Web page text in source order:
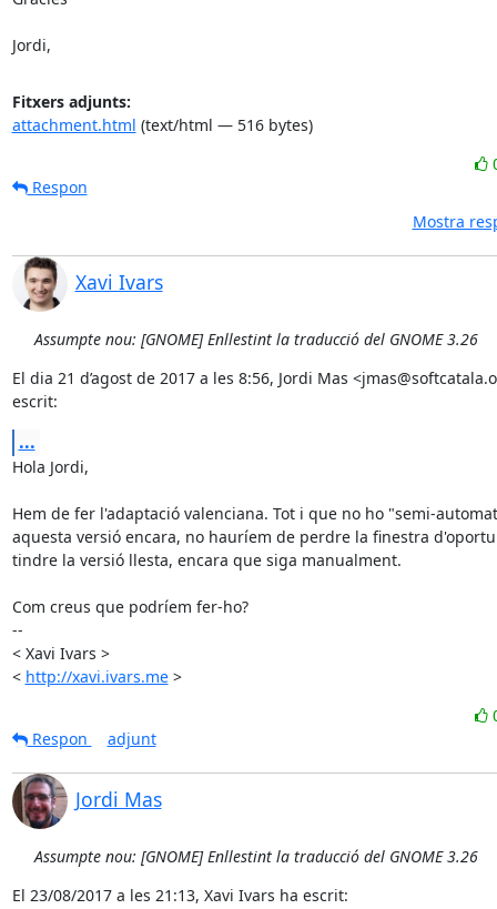
Jordi,
Fitxers adjunts:
attachment.html (text/html — 516 bytes)
Respon
Mostra
Xavi Ivars
Assumpte nou: [GNOME] Enllestint la traducció del GNOME 3.26
El dia 21 d’agost de 2017 a les 8:56, Jordi Mas
escrit:
...
Hola Jordi,
Hem de fer l'adaptació valenciana. Tot i que no ho "semi-
aquesta versió encara, no hauríem de perdre la finestra
tindre la versió llesta, encara que siga manualment.
Com creus que podríem fer-ho?
--
< Xavi Ivars >
< http://xavi.ivars.me >
Respon
adjunt
Jordi Mas
Assumpte nou: [GNOME] Enllestint la traducció del GNOME 3.26
El 23/08/2017 a les 21:13, Xavi Ivars ha escrit: